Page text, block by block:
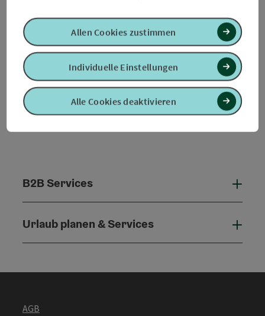
powered byTOURDATA
B2B Services
Urlaub planen & Services
AGB
Alle Cookies deaktivieren
Individuelle Einstellungen
Allen Cookies zustimmen